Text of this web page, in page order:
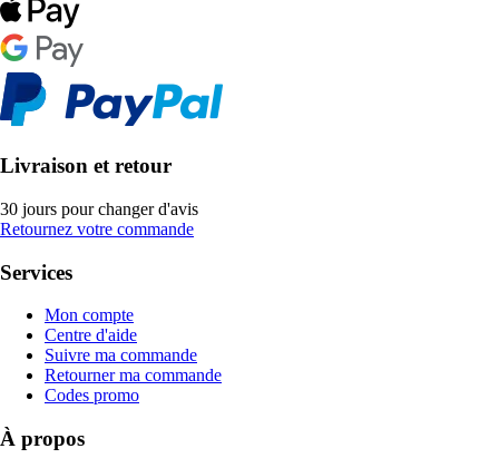
Livraison et retour
30 jours pour changer d'avis
Retournez votre commande
Services
Mon compte
Centre d'aide
Suivre ma commande
Retourner ma commande
Codes promo
À propos